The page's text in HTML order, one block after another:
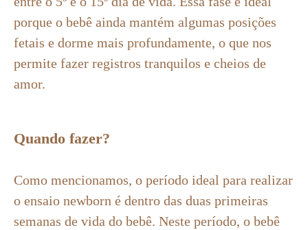
porque o bebê ainda mantém algumas posições
fetais e dorme mais profundamente, o que nos
permite fazer registros tranquilos e cheios de
amor.
Quando fazer?
Como mencionamos, o período ideal para realizar
o ensaio newborn é dentro das duas primeiras
semanas de vida do bebê. Neste período, o bebê